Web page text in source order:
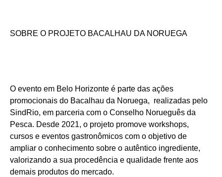
SOBRE O PROJETO BACALHAU DA NORUEGA
O evento em Belo Horizonte é parte das ações
promocionais do Bacalhau da Noruega, realizadas pelo
SindRio, em parceria com o Conselho Norueguês da
Pesca. Desde 2021, o projeto promove workshops,
cursos e eventos gastronômicos com o objetivo de
ampliar o conhecimento sobre o autêntico ingrediente,
valorizando a sua procedência e qualidade frente aos
demais produtos do mercado.